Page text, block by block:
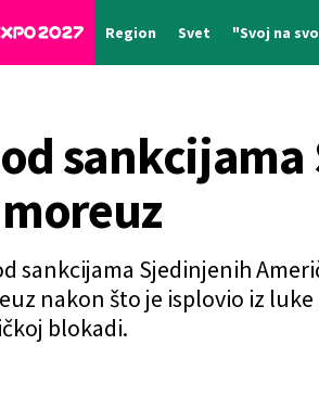
Region Svet "Svoj na
sankcijama
sankcijama Sjedinjenih
nakon što je isplovio iz
blokadi.